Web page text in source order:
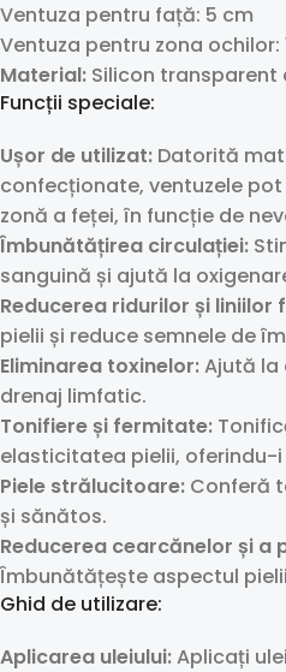
Ventuza pentru față: 5 cm
Ventuza pentru zona ochilor:
Material: Silicon transparent
Funcții speciale:
Ușor de utilizat: Datorită
confecționate, ventuzele
zonă a feței, în funcție de
Îmbunătățirea circulației:
sanguină și ajută la
Reducerea ridurilor și liniilor
pielii și reduce semnele de
Eliminarea toxinelor:Ajută la
drenaj limfatic.
Tonifiere și fermitate:
elasticitatea pielii, oferindu-
Piele strălucitoare: Conferă
și sănătos.
Reducerea cearcănelor și a
Îmbunătățește aspectul
Ghid de utilizare:
Aplicarea uleiului:Aplicați